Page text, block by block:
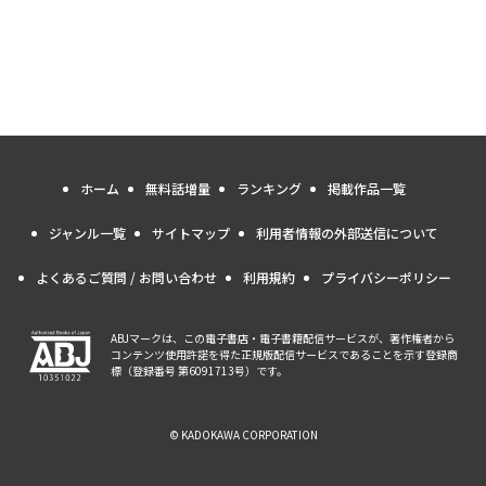
ホーム 無料話増量 ランキング 掲載作品一覧
ジャンル一覧 サイトマップ 利用者情報の外部送信について
よくあるご質問 / お問い合わせ 利用規約 プライバシーポリシー
ABJマークは、この電子書店・電子書籍配信サービスが、著作権者から
コンテンツ使用許諾を得た正規版配信サービスであることを示す登録商
標（登録番号 第6091713号）です。
© KADOKAWA CORPORATION